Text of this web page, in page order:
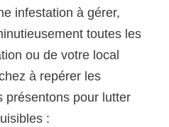
infestation à gérer,
toutes les
ou de votre local
à repérer les
présentons pour lutter
: